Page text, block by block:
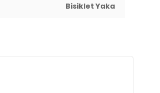
Bisiklet Yaka